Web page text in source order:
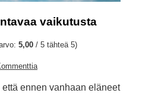
vaikutusta
5,00 / 5 tähteä 5)
ennen vanhaan eläneet